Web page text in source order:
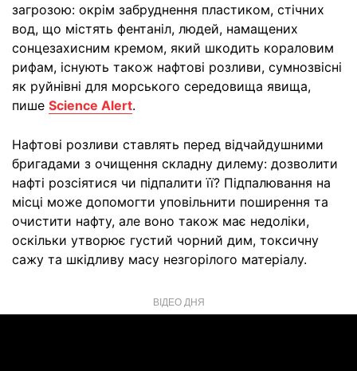
загрозою: окрім забруднення пластиком, стічних
вод, що містять фентаніл, людей, намащених
сонцезахисним кремом, який шкодить кораловим
рифам, існують також нафтові розливи, сумнозвісні
як руйнівні для морського середовища явища,
пише Science Alert.
Нафтові розливи ставлять перед відчайдушними
бригадами з очищення складну дилему: дозволити
нафті розсіятися чи підпалити її? Підпалювання на
місці може допомогти уповільнити поширення та
очистити нафту, але воно також має недоліки,
оскільки утворює густий чорний дим, токсичну
сажу та шкідливу масу незгорілого матеріалу.
ВІДЕО ДНЯ